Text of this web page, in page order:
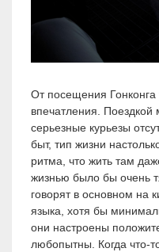
От посещения
впечатления.
серьезные курьезы
быт, тип жизни
ритма, что жить там
жизнью было бы очень
говорят в основном на
языка, хотя бы
они настроены
любопытны. Когда что-